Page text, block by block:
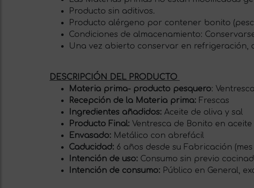
Producto sin aditivos.
Producto alérgeno por contener bonito
Condiciones de almacenamiento:
Una vez abierto conservar en refrigeración,
DESCRIPCIÓN DEL PRODUCTO
Materia prima- producto pesquero:
Recepción de la Materia prima: Frescas
Ingredientes añadidos: Aceite de oliva y sal
Producto Final: Ventresca de Bonito en
Envasado: Metálico con abrefácil
Caducidad: 6 años desde su Fabricación
Intención de uso: Consumo sin previo
Intención de consumo: Público en General,